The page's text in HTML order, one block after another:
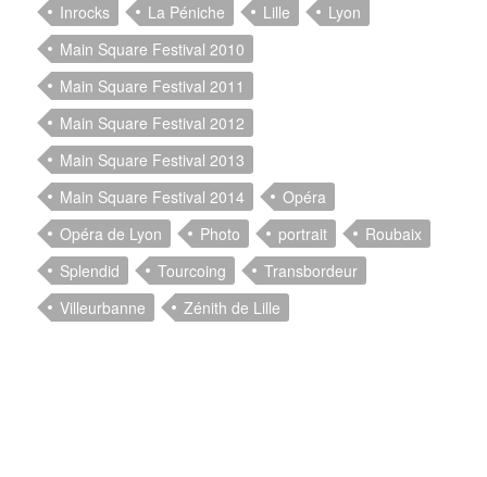
Inrocks
La Péniche Lille
Lyon
Main Square Festival 2010
Main Square Festival 2011
Main Square Festival 2012
Main Square Festival 2013
Main Square Festival 2014
Opéra
Opéra de Lyon
Photo portrait
Roubaix
Splendid
Tourcoing
Transbordeur
Villeurbanne
Zénith de Lille